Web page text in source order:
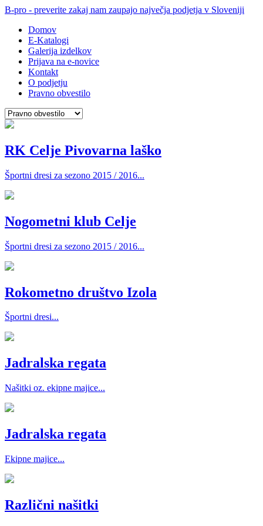
B-pro - preverite zakaj nam zaupajo največja podjetja v Sloveniji
Domov
E-Katalogi
Galerija izdelkov
Prijava na e-novice
Kontakt
O podjetju
Pravno obvestilo
RK Celje Pivovarna laško
Športni dresi za sezono 2015 / 2016...
Nogometni klub Celje
Športni dresi za sezono 2015 / 2016...
Rokometno društvo Izola
Športni dresi...
Jadralska regata
Našitki oz. ekipne majice...
Jadralska regata
Ekipne majice...
Različni našitki